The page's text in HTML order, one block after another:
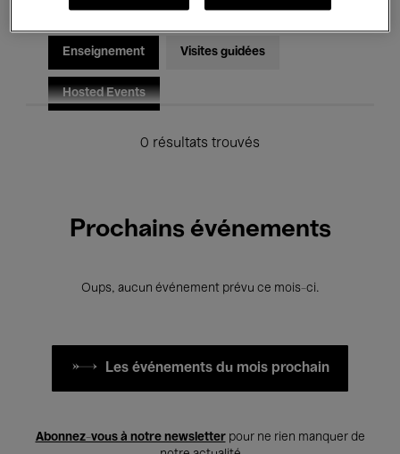
Pour tous Kids’ Palace
Enseignement Visites guidées
Hosted Events
0 résultats trouvés
Prochains événements
Oups, aucun événement prévu ce mois-ci.
Les événements du mois prochain
Abonnez-vous à notre newsletterpour ne rien manquer de